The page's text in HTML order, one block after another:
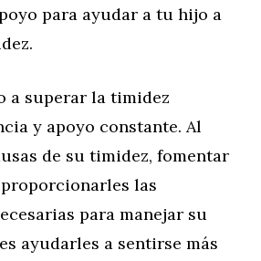
para ayudar a tu hijo a
a superar la timidez
y apoyo constante. Al
de su timidez, fomentar
las
para manejar su
ayudarles a sentirse más